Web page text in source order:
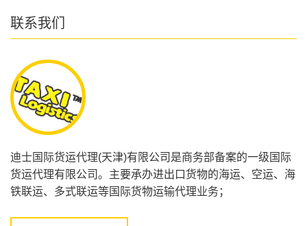
联系我们
迪士国际货运代理(天津)有限公司是商务部备案的一级国际
货运代理有限公司。主要承办进出口货物的海运、空运、海
铁联运、多式联运等国际货物运输代理业务；